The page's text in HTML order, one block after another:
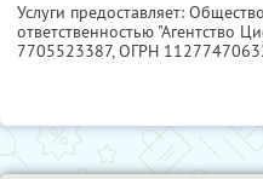
Услуги предоставляет:
ответственностью "Агентство
7705523387, ОГРН